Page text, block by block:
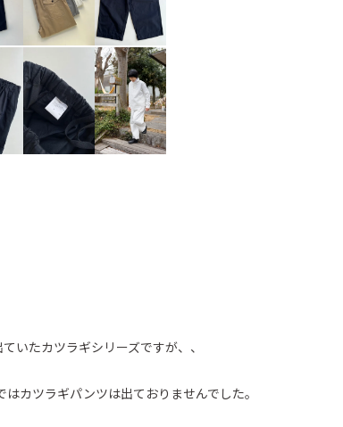
いたカツラギシリーズですが、、
カツラギパンツは出ておりませんでした。